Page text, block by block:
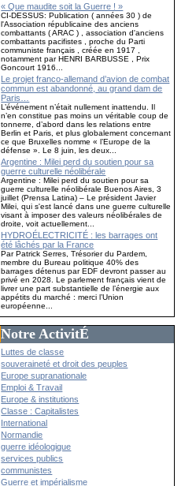
« Que maudite soit la Guerre ! »
CI-DESSUS: Publication ( années 30 ) de
l'Association républicaine des anciens
combattants ( ARAC ) , association d'anciens
combattants pacifistes , proche du Parti
communiste français , créée en 1917 ,
notamment par HENRI BARBUSSE , Prix
Goncourt 1916...
Le projet franco-allemand d’avion de combat
commun est abandonné, au grand dam de
Paris…
L’événement n’était nullement inattendu. Il
n’en constitue pas moins un véritable coup de
tonnerre, d’abord dans les relations entre
Berlin et Paris, et plus globalement concernant
ce que Bruxelles nomme « l’Europe de la
défense ». Le 8 juin, les deux...
Argentine : Milei perd du soutien pour sa
guerre culturelle néolibérale
Argentine : Milei perd du soutien pour sa
guerre culturelle néolibérale Buenos Aires, 3
juillet (Prensa Latina) – Le président Javier
Milei, qui s'est lancé dans une guerre culturelle
visant à imposer des valeurs néolibérales de
droite, voit actuellement...
HYDROÉLECTRICITÉ : les barrages ont
été lâchés par la France
Par Patrick Serres, Trésorier du Pardem,
membre du Bureau politique 40% des
barrages détenus par EDF devront passer au
privé en 2028. Le parlement français vient de
livrer une part substantielle de l’énergie aux
appétits du marché : merci l’Union
européenne...
Notre ActivitÉ
Luttes de classe
souveraineté et droit des peuples
Europe supranationale
Emploi & Travail
Europe & institutions
Classe : Capitalistes
International
Normandie
guerre idéologique
services publics
communistes
Guerre et impérialisme